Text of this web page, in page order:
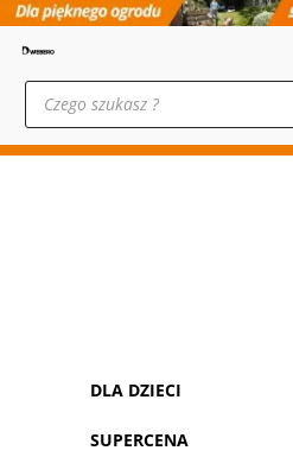
Wyszukiwarka
produktów
DLA DZIECI
SUPERCENA